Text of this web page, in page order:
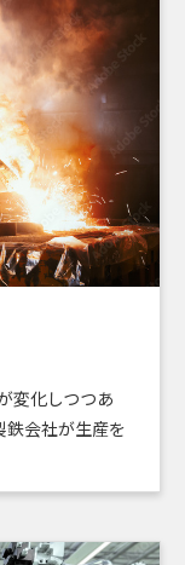
変化しつつあ
鉄会社が生産を